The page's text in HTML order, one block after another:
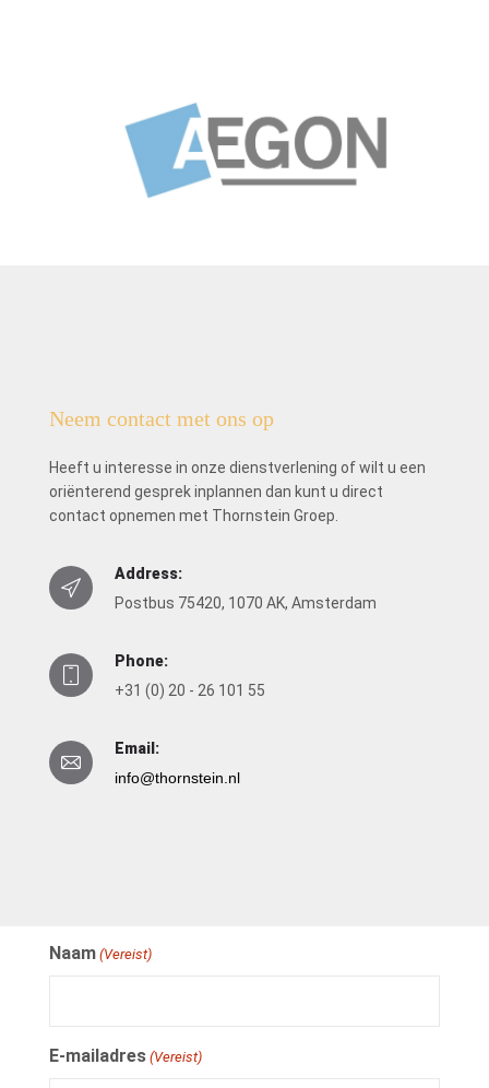
Neem contact met ons op
Heeft u interesse in onze dienstverlening of wilt u een
oriënterend gesprek inplannen dan kunt u direct
contact opnemen met Thornstein Groep.
Address:
Postbus 75420, 1070 AK, Amsterdam
Phone:
+31 (0) 20 - 26 101 55
Email:
info@thornstein.nl
Naam (Vereist)
E-mailadres (Vereist)